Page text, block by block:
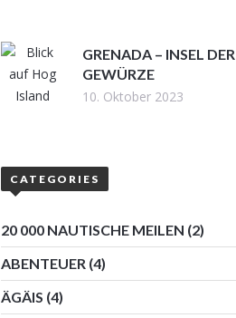
GRENADA – INSEL DER
GEWÜRZE
10. Oktober 2023
CATEGORIES
20 000 NAUTISCHE MEILEN (2)
ABENTEUER (4)
ÄGÄIS (4)